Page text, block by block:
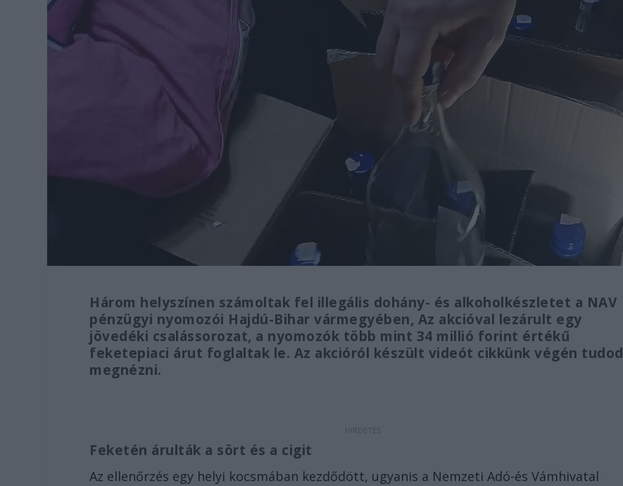
Három helyszínen számoltak fel illegális dohány- és alkoholkészletet a NAV
pénzügyi nyomozói Hajdú-Bihar vármegyében, Az akcióval lezárult egy
jövedéki csalássorozat, a nyomozók több mint 34 millió forint értékű
feketepiaci árut foglaltak le. Az akcióról készült videót cikkünk végén tudod
megnézni.
Feketén árulták a sört és a cigit
Az ellenőrzés egy helyi kocsmában kezdődött, ugyanis a Nemzeti Adó-és Vámhivatal